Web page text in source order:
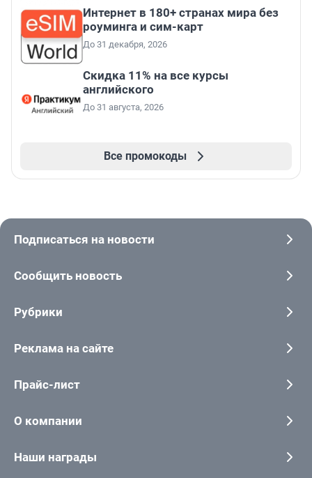
Интернет в 180+ странах мира без
роуминга и сим-карт
До 31 декабря, 2026
Скидка 11% на все курсы
английского
До 31 августа, 2026
Все промокоды
Подписаться на новости
Сообщить новость
Рубрики
Реклама на сайте
Прайс-лист
О компании
Наши награды